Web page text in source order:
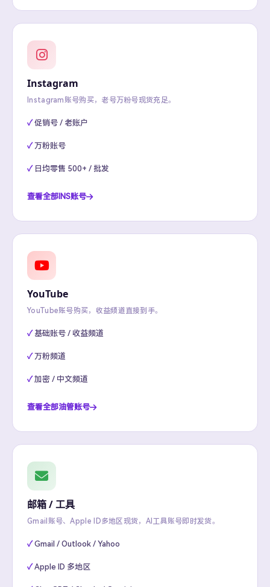
Instagram
Instagram账号购买，老号万粉号现货充足。
促销号 / 老账户
万粉账号
日均零售 500+ / 批发
查看全部INS账号
YouTube
YouTube账号购买，收益频道直接到手。
基础账号 / 收益频道
万粉频道
加密 / 中文频道
查看全部油管账号
邮箱 / 工具
Gmail账号、Apple ID多地区现货，AI工具账号即时发货。
Gmail / Outlook / Yahoo
Apple ID 多地区